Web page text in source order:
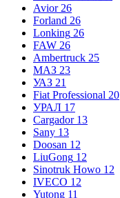
Avior 26
Forland 26
Lonking 26
FAW 26
Ambertruck 25
МАЗ 23
УАЗ 21
Fiat Professional 20
УРАЛ 17
Cargador 13
Sany 13
Doosan 12
LiuGong 12
Sinotruk Howo 12
IVECO 12
Yutong 11